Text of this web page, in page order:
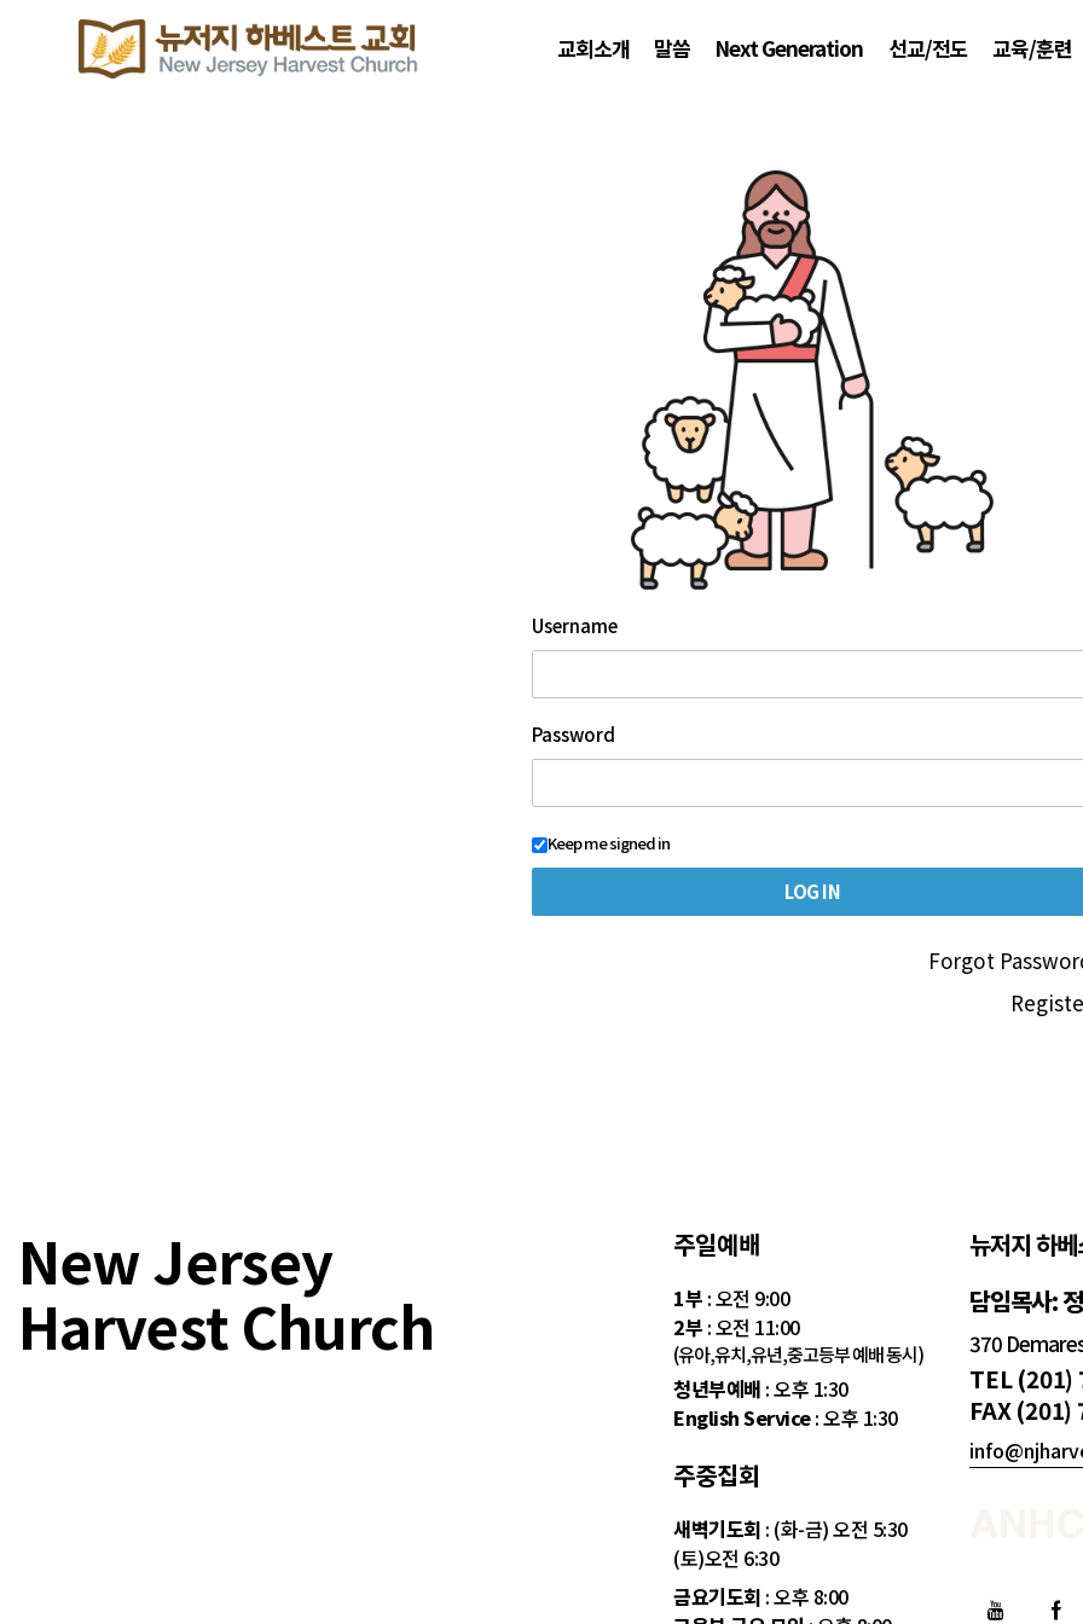
교회소개 말씀 Next Generation 선교/전도 교육/훈련
Username
Password
Keep me signed in
Forgot
New Jersey
Harvest Church
주일예배
1부 : 오전 9:00
2부 : 오전 11:00
(유아,유치,유년,중고등부 예배 동시)
청년부예배 : 오후 1:30
English Service: 오후 1:30
주중집회
새벽기도회 : (화-금) 오전 5:30
(토)오전 6:30
금요기도회 : 오후 8:00
뉴저지 하
담임목사:
370
TEL (201)
FAX (201)